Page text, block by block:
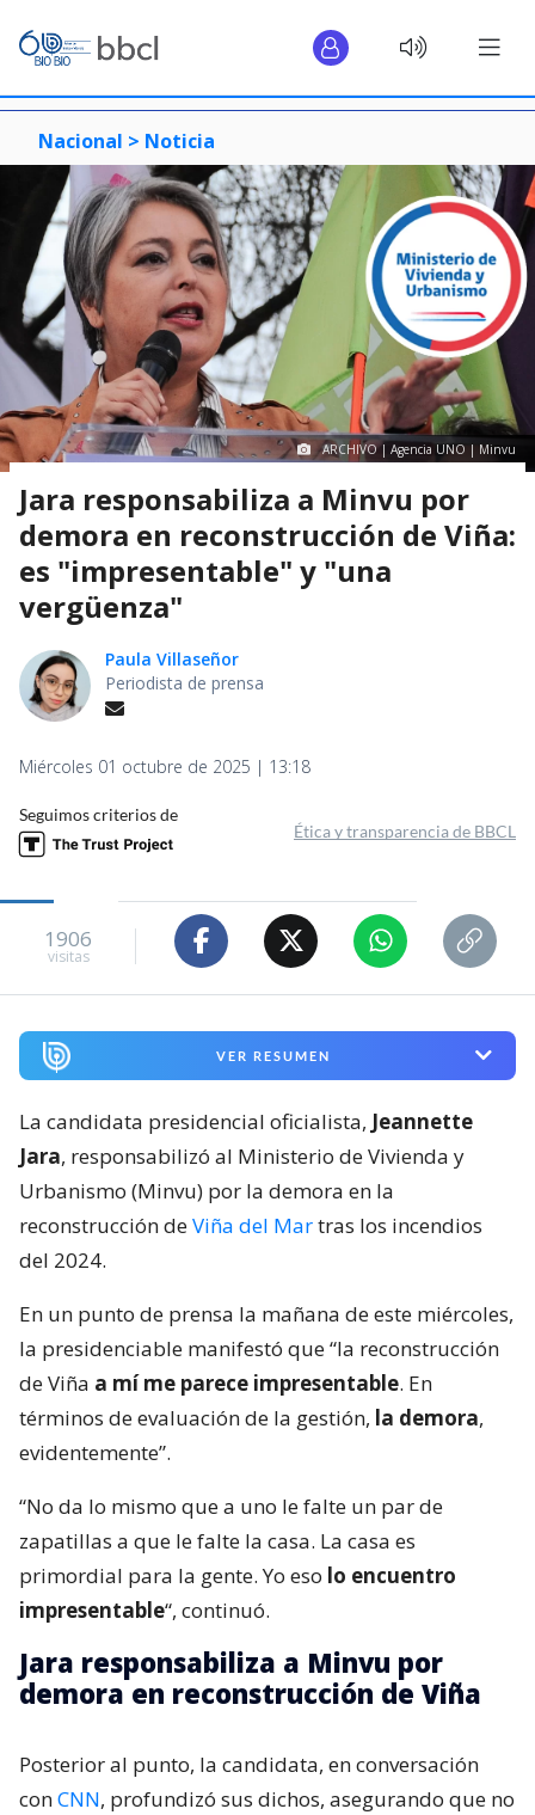
Nacional > Noticia
ARCHIVO | Agencia UNO | Minvu
Jara responsabiliza a Minvu por
demora en reconstrucción de Viña:
es "impresentable" y "una
vergüenza"
Paula Villaseñor
Periodista de prensa
Miércoles 01 octubre de 2025 | 13:18
Seguimos criterios de
Ética y transparencia de BBCL
1906
visitas
VER RESUMEN
La candidata presidencial oficialista, Jeannette
Jara, responsabilizó al Ministerio de Vivienda y
Urbanismo (Minvu) por la demora en la
reconstrucción deViña del Martras los incendios
del 2024.
En un punto de prensa la mañana de este miércoles,
la presidenciable manifestó que “la reconstrucción
de Viña a mí me parece impresentable. En
términos de evaluación de la gestión, la demora,
evidentemente”.
“No da lo mismo que a uno le falte un par de
zapatillas a que le falte la casa. La casa es
primordial para la gente. Yo eso lo encuentro
impresentable“, continuó.
Jara responsabiliza a Minvu por
demora en reconstrucción de Viña
Posterior al punto, la candidata, en conversación
conCNN, profundizó sus dichos, asegurando que no